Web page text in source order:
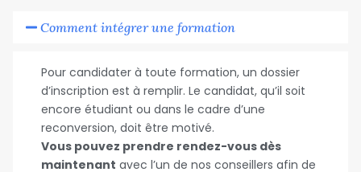
Comment intégrer une formation
Pour candidater à toute formation, un dossier
d’inscription est à remplir. Le candidat, qu’il soit
encore étudiant ou dans le cadre d’une
reconversion, doit être motivé.
Vous pouvez prendre rendez-vous dès
maintenant avec l’un de nos conseillers afin de